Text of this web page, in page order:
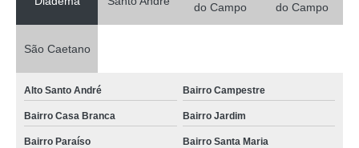
do Campo
do Campo
São Caetano
Alto Santo André Bairro Campestre
Bairro Casa Branca Bairro Jardim
Bairro Paraíso Bairro Santa Maria